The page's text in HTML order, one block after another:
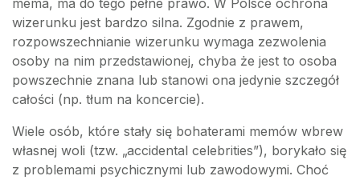
mema, ma do tego pełne prawo. W Polsce ochrona
wizerunku jest bardzo silna. Zgodnie z prawem,
rozpowszechnianie wizerunku wymaga zezwolenia
osoby na nim przedstawionej, chyba że jest to osoba
powszechnie znana lub stanowi ona jedynie szczegół
całości (np. tłum na koncercie).
Wiele osób, które stały się bohaterami memów wbrew
własnej woli (tzw. „accidental celebrities”), borykało się
z problemami psychicznymi lub zawodowymi. Choć